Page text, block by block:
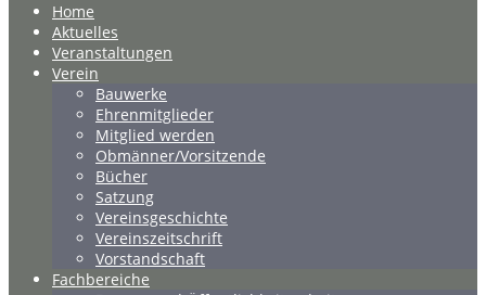
Home
Aktuelles
Veranstaltungen
Verein
Bauwerke
Ehrenmitglieder
Mitglied werden
Obmänner/Vorsitzende
Bücher
Satzung
Vereinsgeschichte
Vereinszeitschrift
Vorstandschaft
Fachbereiche